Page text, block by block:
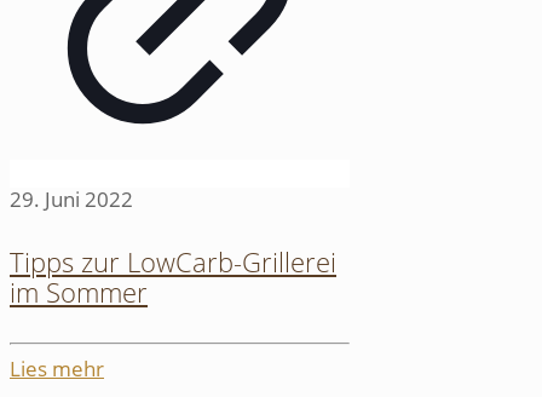
29. Juni 2022
Tipps zur LowCarb-Grillerei
im Sommer
Lies mehr